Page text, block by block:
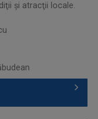
şi atracţii locale.